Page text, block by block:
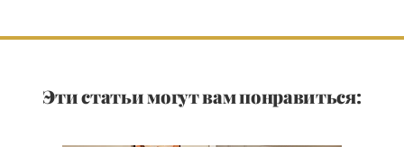
Эти статьи могут вам понравиться: